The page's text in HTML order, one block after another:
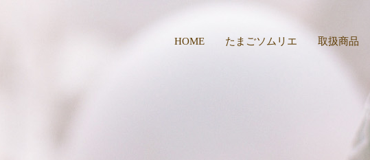
HOME たまごソムリエ 取扱商品